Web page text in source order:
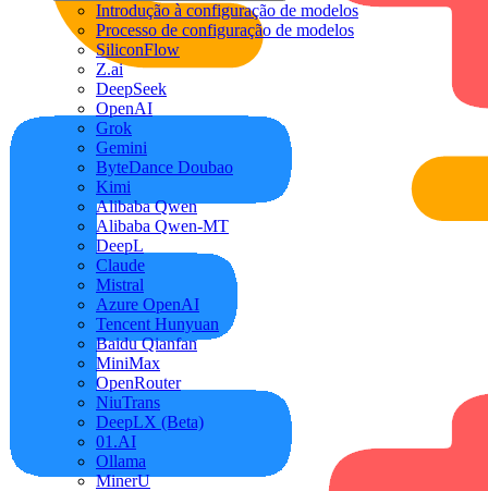
Introdução à configuração de modelos
Processo de configuração de modelos
SiliconFlow
Z.ai
DeepSeek
OpenAI
Grok
Gemini
ByteDance Doubao
Kimi
Alibaba Qwen
Alibaba Qwen-MT
DeepL
Claude
Mistral
Azure OpenAI
Tencent Hunyuan
Baidu Qianfan
MiniMax
OpenRouter
NiuTrans
DeepLX (Beta)
01.AI
Ollama
MinerU